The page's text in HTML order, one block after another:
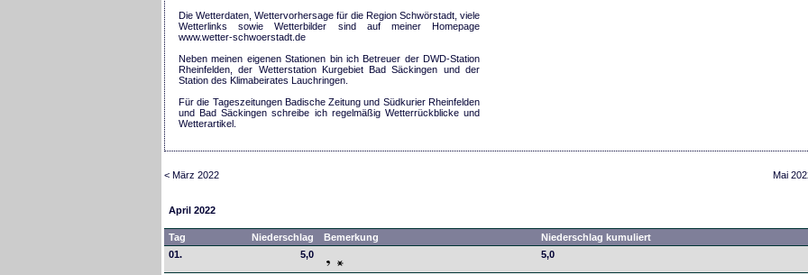
Die Wetterdaten, Wettervorhersage für die Region Schwörstadt, viele
Wetterlinks sowie Wetterbilder sind auf meiner Homepage
www.wetter-schwoerstadt.de
Neben meinen eigenen Stationen bin ich Betreuer der DWD-Station
Rheinfelden, der Wetterstation Kurgebiet Bad Säckingen und der
Station des Klimabeirates Lauchringen.
Für die Tageszeitungen Badische Zeitung und Südkurier Rheinfelden
und Bad Säckingen schreibe ich regelmäßig Wetterrückblicke und
Wetterartikel.
< März 2022 Mai
April 2022
Tag Niederschlag Bemerkung
Niederschlag kumuliert
01.
5,0 5,0